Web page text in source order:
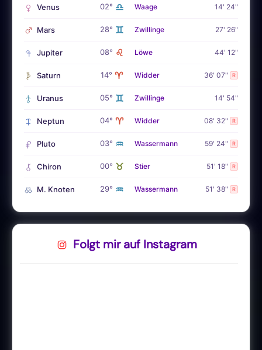
Venus 02° ♎ Waage 14' 24"
Mars 28° ♊ Zwillinge 27' 26"
Jupiter 08° ♌ Löwe 44' 12"
Saturn 14° ♈ Widder 36' 07" R
Uranus 05° ♊ Zwillinge 14' 54"
Neptun 04° ♈ Widder 08' 32" R
Pluto 03° ♒ Wassermann 59' 24" R
Chiron 00° ♉ Stier 51' 18" R
M. Knoten 29° ♒ Wassermann 51' 38" R
Folgt mir auf Instagram